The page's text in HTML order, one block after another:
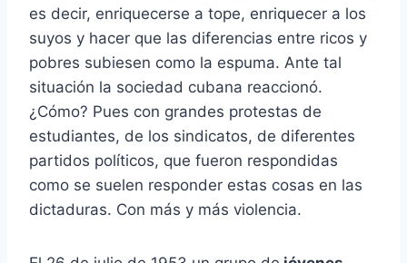
es decir, enriquecerse a tope, enriquecer a los
suyos y hacer que las diferencias entre ricos y
pobres subiesen como la espuma. Ante tal
situación la sociedad cubana reaccionó.
¿Cómo? Pues con grandes protestas de
estudiantes, de los sindicatos, de diferentes
partidos políticos, que fueron respondidas
como se suelen responder estas cosas en las
dictaduras. Con más y más violencia.